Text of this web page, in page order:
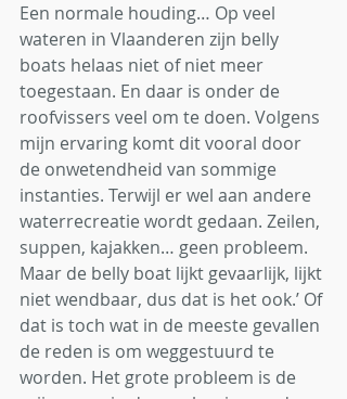
Een normale houding… Op veel
wateren in Vlaanderen zijn belly
boats helaas niet of niet meer
toegestaan. En daar is onder de
roofvissers veel om te doen. Volgens
mijn ervaring komt dit vooral door
de onwetendheid van sommige
instanties. Terwijl er wel aan andere
waterrecreatie wordt gedaan. Zeilen,
suppen, kajakken… geen probleem.
Maar de belly boat lijkt gevaarlijk, lijkt
niet wendbaar, dus dat is het ook.’ Of
dat is toch wat in de meeste gevallen
de reden is om weggestuurd te
worden. Het grote probleem is de